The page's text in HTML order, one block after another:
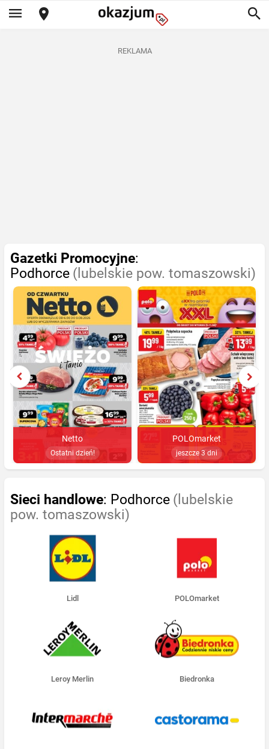
REKLAMA
Gazetki Promocyjne:
Podhorce (lubelskie pow. tomaszowski)
Netto
Ostatni dzień!
POLOmarket
jeszcze 3 dni
Sieci handlowe: Podhorce (lubelskie
pow. tomaszowski)
Lidl POLOmarket
Leroy Merlin Biedronka